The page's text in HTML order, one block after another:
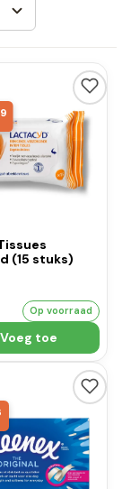
(15 stuks)
Op voorraad
Voeg toe